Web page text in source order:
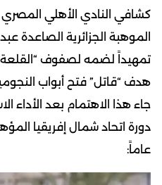
كشافي النادي الأهلي المصري
تمهيداً لضمه لصفوف “القلعة
هدف “قاتل” فتح أبواب
جاء هذا الاهتمام بعد الأداء
عاماً: